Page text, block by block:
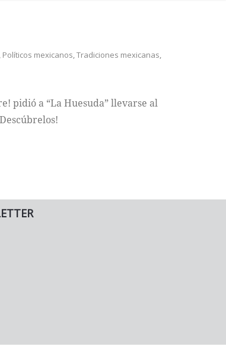
, Políticos mexicanos,Tradiciones mexicanas,
pidió a “La Huesuda” llevarse al